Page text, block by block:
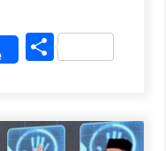
Share